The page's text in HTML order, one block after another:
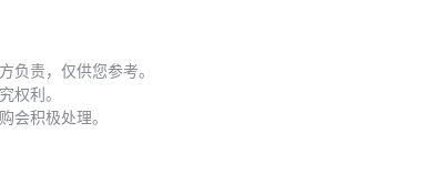
。部分材料如
，真正实现从生产到废弃的全周期环保。
负责，仅供您参考。
权利。
会积极处理。